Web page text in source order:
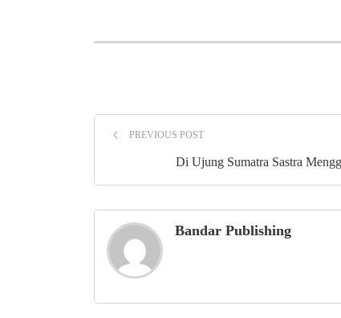
PREVIOUS POST
Di Ujung Sumatra Sastra
Bandar Publishing